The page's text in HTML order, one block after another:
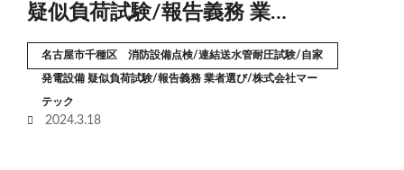
疑似負荷試験/報告義務 業…
名古屋市千種区 消防設備点検/連結送水管耐圧試験/自家
発電設備 疑似負荷試験/報告義務 業者選び/株式会社マー
テック
2024.3.18